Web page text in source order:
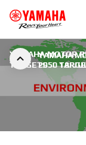
YAMAHA
2050
YAMAHA MOTOR
TARGETS | 18.